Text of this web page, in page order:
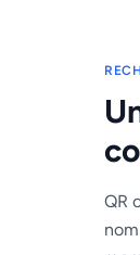
QR